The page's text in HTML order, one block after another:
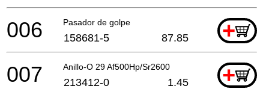
Pasador de golpe +
006 158681-5 87.85
Anillo-O 29 Af500Hp/Sr2600 +
007 213412-0 1.45